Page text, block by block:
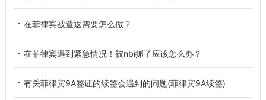
在菲律宾被遣返需要怎么做？
在菲律宾遇到紧急情况！被nbi抓了应该怎么办？
有关菲律宾9A签证的续签会遇到的问题(菲律宾9A续签)